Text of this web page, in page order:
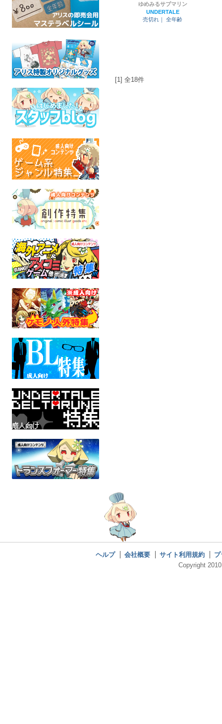
ゆめみるサブマリン
UNDERTALE
売切れ｜
全年齢
[1] 全18件
ヘルプ 会社概要 サイト利用規約
Copyright